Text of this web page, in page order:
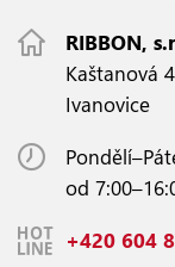
RIBBON,
Kaštanová
Ivanovice
od
+420 604